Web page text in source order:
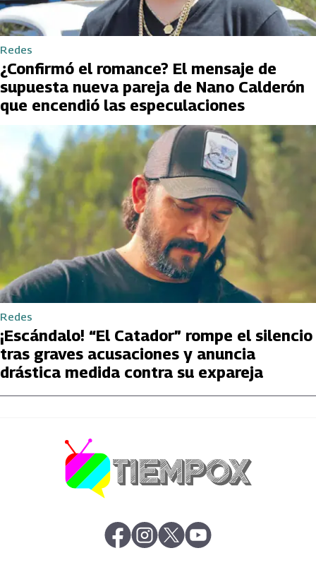
Redes
¿Confirmó el romance? El mensaje de
supuesta nueva pareja de Nano Calderón
que encendió las especulaciones
Redes
¡Escándalo! “El Catador” rompe el silencio
tras graves acusaciones y anuncia
drástica medida contra su expareja
abre en nueva pestaña
abre en nueva pestaña
abre en nueva pestaña